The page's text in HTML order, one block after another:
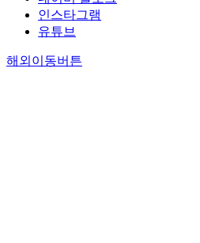
인스타그램
유튜브
해외이동버튼